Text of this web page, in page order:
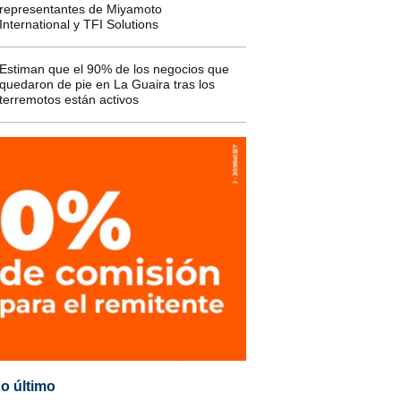
de Miyamoto
y TFI Solutions
que el 90% de los negocios que
de pie en La Guaira tras los
están activos
último